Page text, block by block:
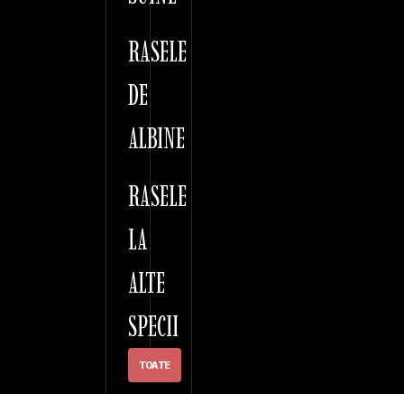
RASELE
DE
ALBINE
RASELE
LA
ALTE
SPECII
TOATE